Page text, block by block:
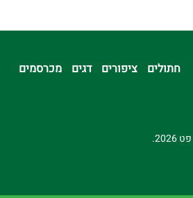
חתולים ציפורים דגים מכרסמים